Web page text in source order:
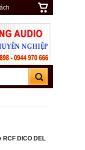
RCF DICO DEL